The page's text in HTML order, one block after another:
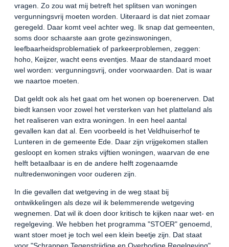
vragen. Zo zou wat mij betreft het splitsen van woningen
vergunningsvrij moeten worden. Uiteraard is dat niet zomaar
geregeld. Daar komt veel achter weg. Ik snap dat gemeenten,
soms door schaarste aan grote gezinswoningen,
leefbaarheidsproblematiek of parkeerproblemen, zeggen:
hoho, Keijzer, wacht eens eventjes. Maar de standaard moet
wel worden: vergunningsvrij, onder voorwaarden. Dat is waar
we naartoe moeten.
Dat geldt ook als het gaat om het wonen op boerenerven. Dat
biedt kansen voor zowel het versterken van het platteland als
het realiseren van extra woningen. In een heel aantal
gevallen kan dat al. Een voorbeeld is het Veldhuiserhof te
Lunteren in de gemeente Ede. Daar zijn vrijgekomen stallen
gesloopt en komen straks vijftien woningen, waarvan de ene
helft betaalbaar is en de andere helft zogenaamde
nultredenwoningen voor ouderen zijn.
In die gevallen dat wetgeving in de weg staat bij
ontwikkelingen als deze wil ik belemmerende wetgeving
wegnemen. Dat wil ik doen door kritisch te kijken naar wet- en
regelgeving. We hebben het programma "STOER" genoemd,
want stoer moet je toch wel een klein beetje zijn. Dat staat